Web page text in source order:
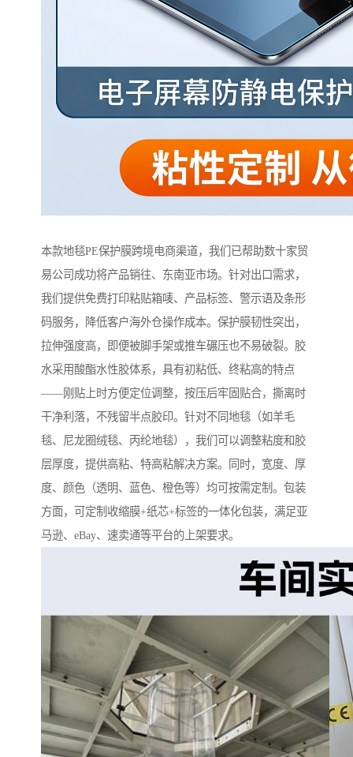
本款地毯PE保护膜跨境电商渠道，我们已帮助数十家贸
易公司成功将产品销往、东南亚市场。针对出口需求，
我们提供免费打印粘贴箱唛、产品标签、警示语及条形
码服务，降低客户海外仓操作成本。保护膜韧性突出，
拉伸强度高，即便被脚手架或推车碾压也不易破裂。胶
水采用酸酯水性胶体系，具有初粘低、终粘高的特点
——刚贴上时方便定位调整，按压后牢固贴合，撕离时
干净利落，不残留半点胶印。针对不同地毯（如羊毛
毯、尼龙圈绒毯、丙纶地毯），我们可以调整粘度和胶
层厚度，提供高粘、特高粘解决方案。同时，宽度、厚
度、颜色（透明、蓝色、橙色等）均可按需定制。包装
方面，可定制收缩膜+纸芯+标签的一体化包装，满足亚
马逊、eBay、速卖通等平台的上架要求。